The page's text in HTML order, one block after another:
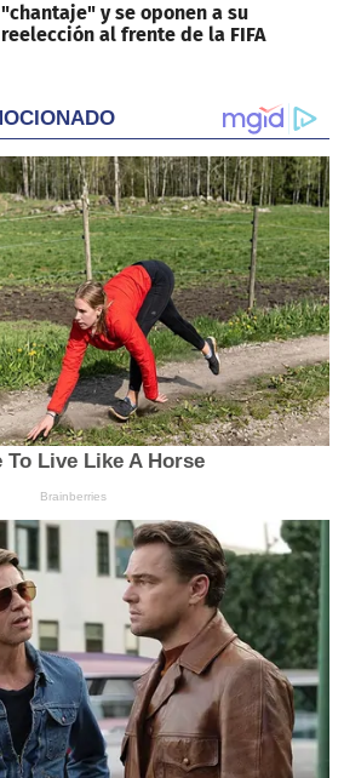
"chantaje" y se oponen a su
reelección al frente de la FIFA